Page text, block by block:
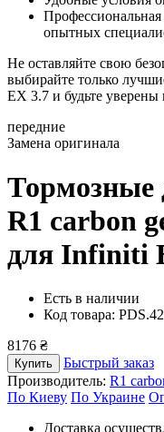
опытных
Не оставляйте свою
выбирайте только
EX 3.7 и будьте
передние
Замена оригинала
Тормозные
R1 carbon
для Infiniti
Есть в наличии
Код товара:
8176 ₴
Купить
Быстрый заказ
Производитель: R1
По Киеву По Украине
Доставка